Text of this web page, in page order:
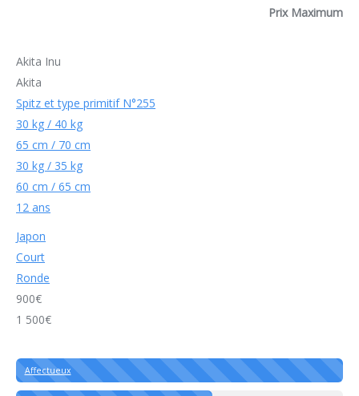
Prix Maximum
Akita Inu
Akita
Spitz et type primitif N°255
30 kg / 40 kg
65 cm / 70 cm
30 kg / 35 kg
60 cm / 65 cm
12 ans
Japon
Court
Ronde
900€
1 500€
Affectueux